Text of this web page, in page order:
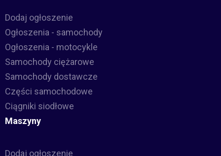
Dodaj ogłoszenie
Ogłoszenia - samochody
Ogłoszenia - motocykle
Samochody ciężarowe
Samochody dostawcze
Części samochodowe
Ciągniki siodłowe
Maszyny
Dodaj ogłoszenie